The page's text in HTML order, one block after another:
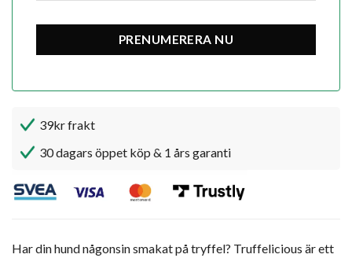
39kr frakt
30 dagars öppet köp & 1 års garanti
Har din hund någonsin smakat på tryffel? Truffelicious är ett